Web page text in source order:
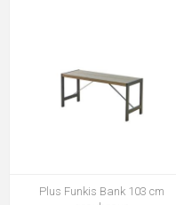
Plus Funkis Bank 103 cm